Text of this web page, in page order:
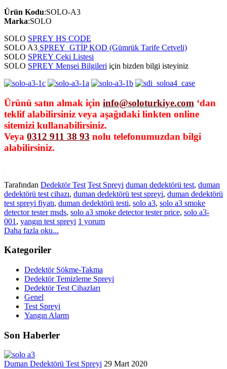
Ürün Kodu:SOLO-A3
Marka:SOLO
SOLO SPREY HS CODE
SOLO A3 SPREY GTİP KOD (Gümrük Tarife Cetveli)
SOLO SPREY Çeki Listesi
SOLO SPREY Menşei Bilgileri için bizden bilgi isteyiniz
Ürünü satın almak için info@soloturkiye.com ‘dan
teklif alabilirsiniz veya aşağıdaki linkten online
sitemizi kullanabilirsiniz.
Veya 0312 911 38 93 nolu telefonumuzdan bilgi
alabilirsiniz.
Tarafından Dedektör Test Test Spreyi duman dedektörü test, duman
dedektörü test cihazı, duman dedektörü test spreyi, duman dedektörü
test spreyi fiyatı, duman dedektörü testi, solo a3, solo a3 smoke
detector tester msds, solo a3 smoke detector tester price, solo a3-
001 , yangın test spreyi 1 yorum
Daha fazla oku...
Kategoriler
Dedektör Sökme-Takma
Dedektör Temizleme Spreyi
Dedektör Test Cihazları
Genel
Test Spreyi
Yangın Alarm
Son Haberler
Duman Dedektörü Test Spreyi 29 Mart 2020